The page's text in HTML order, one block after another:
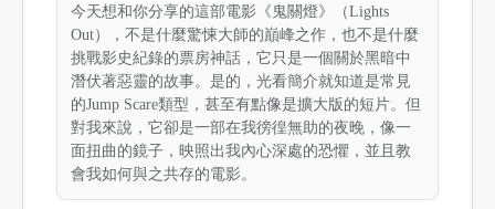
今天想和你分享的這部電影《鬼關燈》（Lights
Out），不是什麼驚悚大師的巔峰之作，也不是什麼
挑戰影史紀錄的票房神話，它只是一個關於黑暗中
潛伏著惡靈的故事。是的，光看簡介就知道是常見
的Jump Scare類型，甚至有點像是擴大版的短片。但
對我來說，它卻是一部在我徬徨無助的夜晚，像一
面扭曲的鏡子，映照出我內心深處的恐懼，並且教
會我如何與之共存的電影。